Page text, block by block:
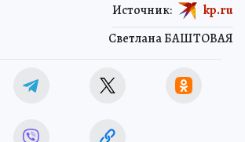
Светлана БАШТОВАЯ
Источник: kp.ru